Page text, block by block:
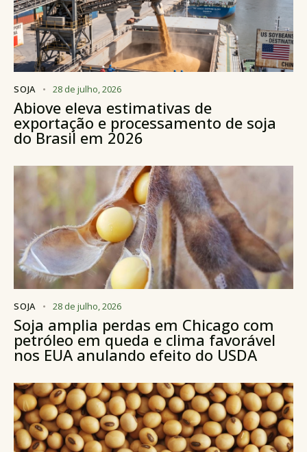
SOJA 28 de julho, 2026
Abiove eleva estimativas de
exportação e processamento de soja
do Brasil em 2026
SOJA 28 de julho, 2026
Soja amplia perdas em Chicago com
petróleo em queda e clima favorável
nos EUA anulando efeito do USDA